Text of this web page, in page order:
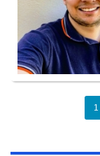
20:30/20:45
1